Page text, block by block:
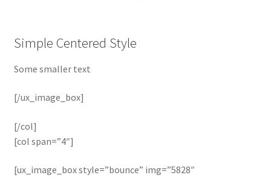
Simple Centered Style
Some smaller text
[/ux_image_box]
[/col]
[col span=”4″]
[ux_image_box style=”bounce” img=”5828″